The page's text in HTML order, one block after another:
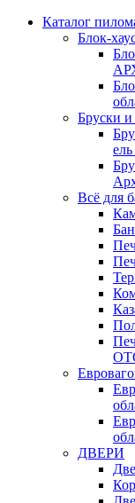
Каталог
Блок-
Бруски и
Всё для
ДВЕРИ